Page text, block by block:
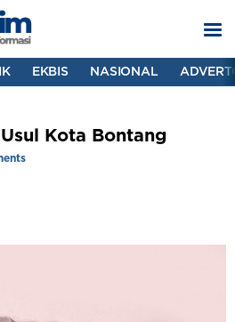
EKBIS NASIONAL
Kota Bontang